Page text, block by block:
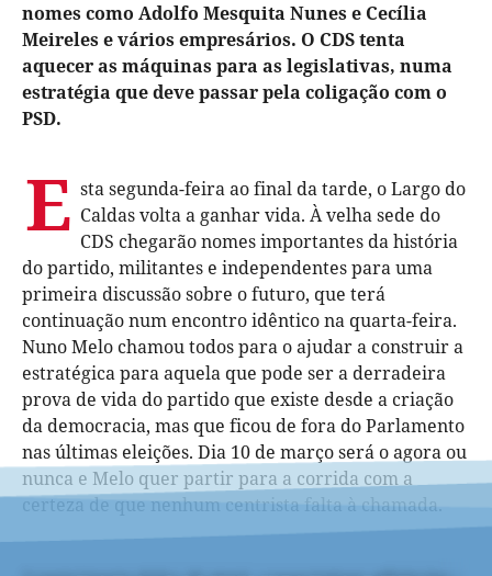
nomes como Adolfo Mesquita Nunes e Cecília
Meireles e vários empresários. O CDS tenta
aquecer as máquinas para as legislativas, numa
estratégia que deve passar pela coligação com o
PSD.
E sta segunda-feira ao final da tarde, o Largo do
Caldas volta a ganhar vida. À velha sede do
CDS chegarão nomes importantes da história
do partido, militantes e independentes para uma
primeira discussão sobre o futuro, que terá
continuação num encontro idêntico na quarta-feira.
Nuno Melo chamou todos para o ajudar a construir a
estratégica para aquela que pode ser a derradeira
prova de vida do partido que existe desde a criação
da democracia, mas que ficou de fora do Parlamento
nas últimas eleições. Dia 10 de março será o agora ou
nunca e Melo quer partir para a corrida com a
certeza de que nenhum centrista falta à chamada.